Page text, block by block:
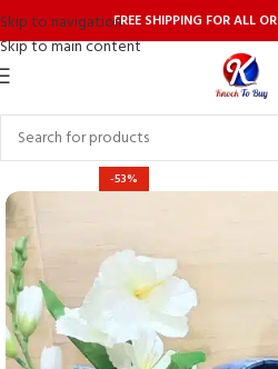
Skip to navigation
Skip to main content
FREE SHIPPING FOR ALL
-53%